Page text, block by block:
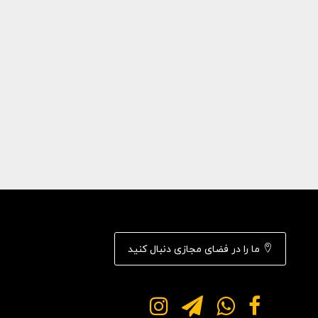
ما را در فضای مجازی دنبال کنید